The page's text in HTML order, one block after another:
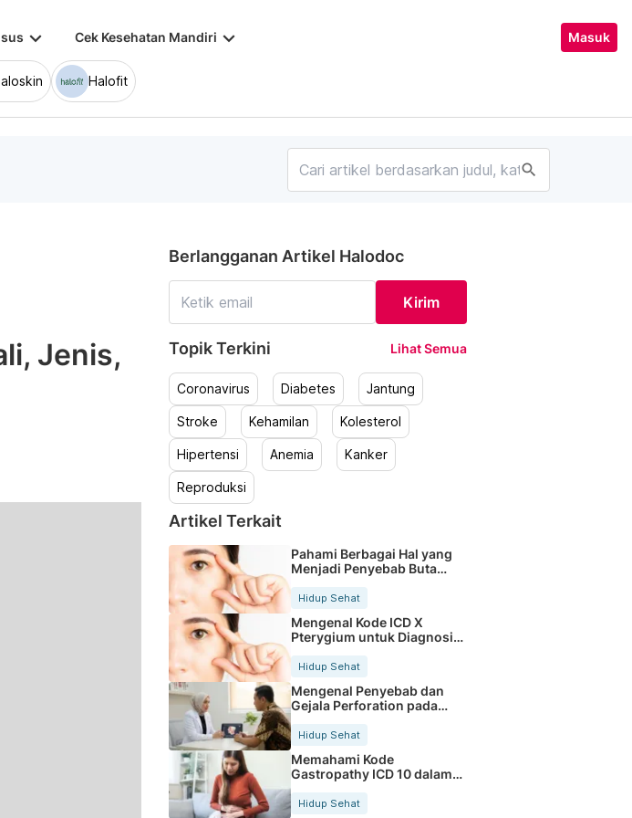
keyboard_arrow_down Cek Kesehatan Mandiri keyboard_arrow_down Masuk
Halofit
search
Jenis,
Berlangganan Artikel Halodoc
Kirim
Topik Terkini Lihat Semua
Coronavirus Diabetes Jantung
Stroke Kehamilan Kolesterol
Hipertensi Anemia Kanker
Reproduksi
Artikel Terkait
Pahami Berbagai Hal yang
Menjadi Penyebab Buta
Hidup Sehat
Mengenal Kode ICD X
Pterygium untuk Diagnosis
Hidup Sehat
Mengenal Penyebab dan
Gejala Perforation pada
Tubuh
Hidup Sehat
Memahami Kode
Gastropathy ICD 10 dalam
Rekam Medis Pasien
Hidup Sehat